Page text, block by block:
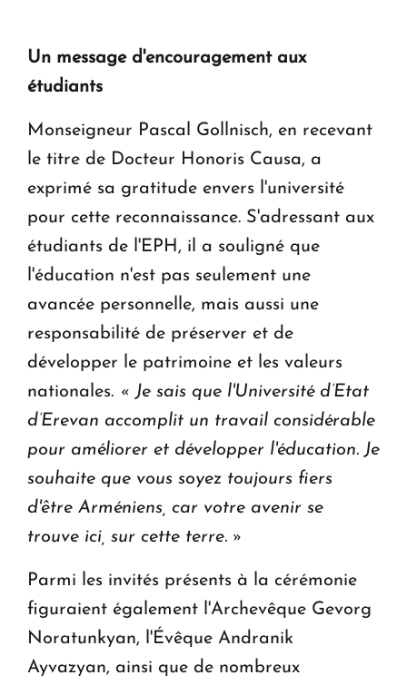
Un message d'encouragement aux
étudiants
Monseigneur Pascal Gollnisch, en recevant
le titre de Docteur Honoris Causa, a
exprimé sa gratitude envers l'université
pour cette reconnaissance. S'adressant aux
étudiants de l'EPH, il a souligné que
l'éducation n'est pas seulement une
avancée personnelle, mais aussi une
responsabilité de préserver et de
développer le patrimoine et les valeurs
nationales. « Je sais que l'Université d’Etat
d’Erevan accomplit un travail considérable
pour améliorer et développer l'éducation. Je
souhaite que vous soyez toujours fiers
d'être Arméniens, car votre avenir se
trouve ici, sur cette terre. »
Parmi les invités présents à la cérémonie
figuraient également l'Archevêque Gevorg
Noratunkyan, l'Évêque Andranik
Ayvazyan, ainsi que de nombreux